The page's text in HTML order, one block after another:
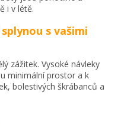
i v létě.
s vašimi
zážitek. Vysoké návleky
minimální prostor a k
bolestivých škrábanců a